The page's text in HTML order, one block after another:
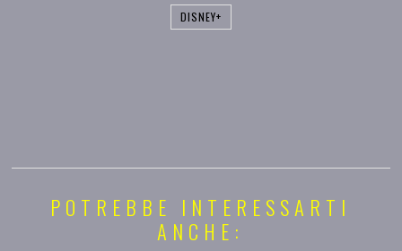
DISNEY+
POTREBBE INTERESSARTI
ANCHE: